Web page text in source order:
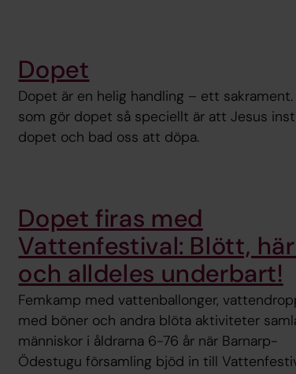
Dopet
Dopet är en helig handling – ett
som gör dopet så speciellt är att Jesus
dopet och bad oss att döpa.
Dopet firas med
Vattenfestival: Blött,
och alldeles underbart!
Femkamp med vattenballonger,
med böner och andra blöta aktiviteter
människor i åldrarna 6-76 år när Barnarp-
Ödestugu församling bjöd in till